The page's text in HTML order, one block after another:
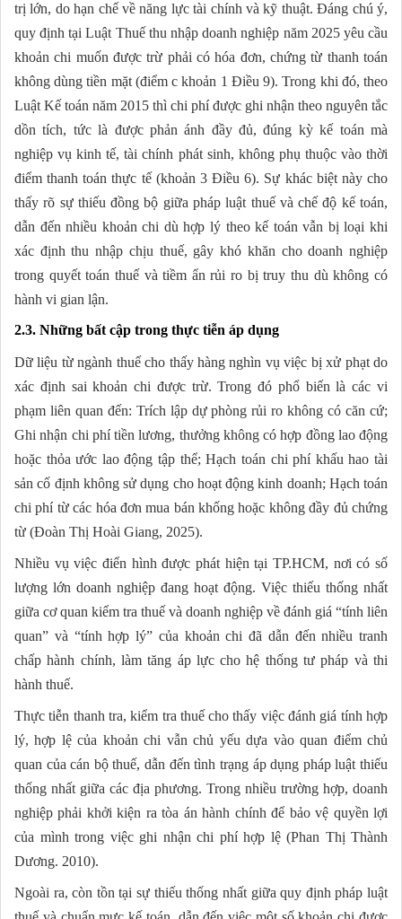
trị lớn, do hạn chế về năng lực tài chính và kỹ thuật. Đáng chú ý,
quy định tại Luật Thuế thu nhập doanh nghiệp năm 2025 yêu cầu
khoản chi muốn được trừ phải có hóa đơn, chứng từ thanh toán
không dùng tiền mặt (điểm c khoản 1 Điều 9). Trong khi đó, theo
Luật Kế toán năm 2015 thì chi phí được ghi nhận theo nguyên tắc
dồn tích, tức là được phản ánh đầy đủ, đúng kỳ kế toán mà
nghiệp vụ kinh tế, tài chính phát sinh, không phụ thuộc vào thời
điểm thanh toán thực tế (khoản 3 Điều 6). Sự khác biệt này cho
thấy rõ sự thiếu đồng bộ giữa pháp luật thuế và chế độ kế toán,
dẫn đến nhiều khoản chi dù hợp lý theo kế toán vẫn bị loại khi
xác định thu nhập chịu thuế, gây khó khăn cho doanh nghiệp
trong quyết toán thuế và tiềm ẩn rủi ro bị truy thu dù không có
hành vi gian lận.
2.3. Những bất cập trong thực tiễn áp dụng
Dữ liệu từ ngành thuế cho thấy hàng nghìn vụ việc bị xử phạt do
xác định sai khoản chi được trừ. Trong đó phổ biến là các vi
phạm liên quan đến: Trích lập dự phòng rủi ro không có căn cứ;
Ghi nhận chi phí tiền lương, thưởng không có hợp đồng lao động
hoặc thỏa ước lao động tập thể; Hạch toán chi phí khấu hao tài
sản cố định không sử dụng cho hoạt động kinh doanh; Hạch toán
chi phí từ các hóa đơn mua bán khống hoặc không đầy đủ chứng
từ (Đoàn Thị Hoài Giang, 2025).
Nhiều vụ việc điển hình được phát hiện tại TP.HCM, nơi có số
lượng lớn doanh nghiệp đang hoạt động. Việc thiếu thống nhất
giữa cơ quan kiểm tra thuế và doanh nghiệp về đánh giá “tính liên
quan” và “tính hợp lý” của khoản chi đã dẫn đến nhiều tranh
chấp hành chính, làm tăng áp lực cho hệ thống tư pháp và thi
hành thuế.
Thực tiễn thanh tra, kiểm tra thuế cho thấy việc đánh giá tính hợp
lý, hợp lệ của khoản chi vẫn chủ yếu dựa vào quan điểm chủ
quan của cán bộ thuế, dẫn đến tình trạng áp dụng pháp luật thiếu
thống nhất giữa các địa phương. Trong nhiều trường hợp, doanh
nghiệp phải khởi kiện ra tòa án hành chính để bảo vệ quyền lợi
của mình trong việc ghi nhận chi phí hợp lệ (Phan Thị Thành
Dương. 2010).
Ngoài ra, còn tồn tại sự thiếu thống nhất giữa quy định pháp luật